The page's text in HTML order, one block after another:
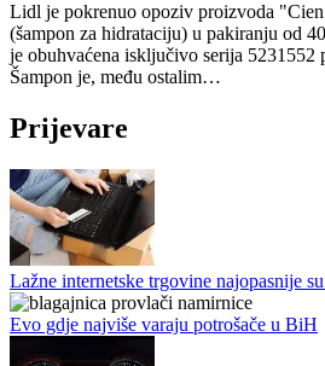
Lidl je pokrenuo opoziv proizvoda
(šampon za hidrataciju) u pakiranju od
je obuhvaćena isključivo serija 5231552
Šampon je, među ostalim…
Prijevare
Lažne internetske trgovine najopasnije
Evo gdje najviše varaju potrošače u BiH